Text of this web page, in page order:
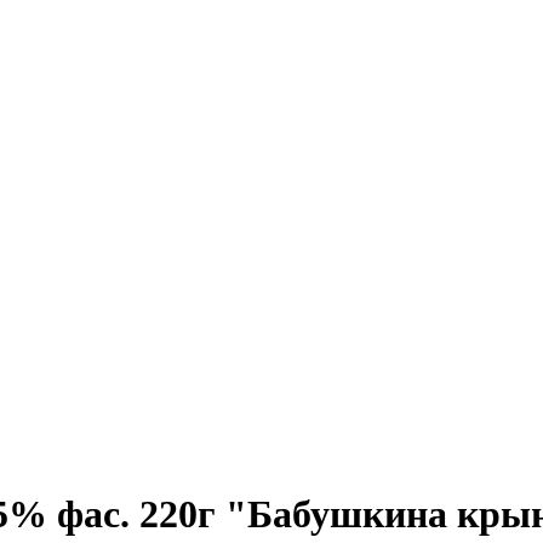
фас. 220г "Бабушкина